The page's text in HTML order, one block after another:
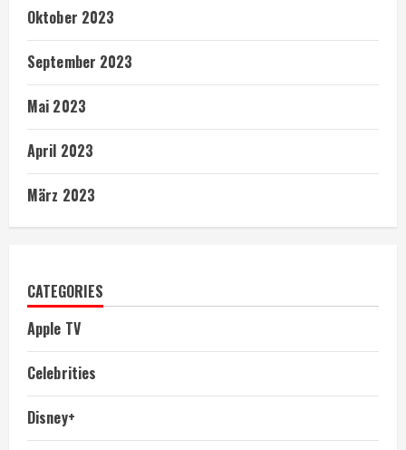
Oktober 2023
September 2023
Mai 2023
April 2023
März 2023
CATEGORIES
Apple TV
Celebrities
Disney+